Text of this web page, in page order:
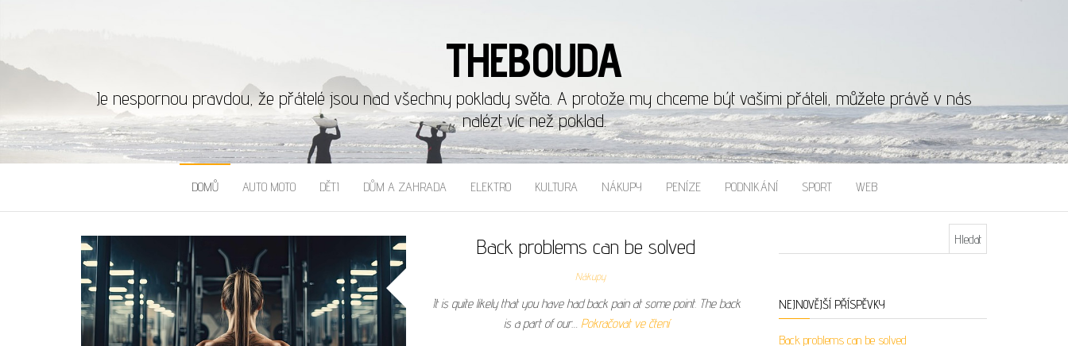
THEBOUDA
Je nespornou pravdou, že přátelé jsou nad všechny poklady světa. A protože my chceme být vašimi přáteli, můžete právě v nás
nalézt víc než poklad.
DOMŮ AUTO MOTO DĚTI DŮM A ZAHRADA ELEKTRO KULTURA NÁKUPY PENÍZE PODNIKÁNÍ SPORT WEB
Back problems can be solved
Nákupy
It is quite likely that you have had back pain at some point. The back
is a part of our… Pokračovat ve čtení
NEJNOVĚJŠÍ PŘÍSPĚVKY
Back problems can be solved